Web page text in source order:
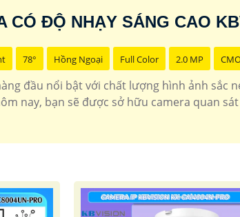
CÓ ĐỘ NHẠY SÁNG CAO
78° Hồng Ngoại Full Color 2.0 MP
đầu nổi bật với chất lượng hình ảnh
nay, bạn sẽ được sở hữu camera quan